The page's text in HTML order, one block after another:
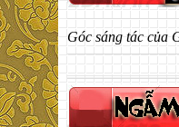
Góc sáng tác của